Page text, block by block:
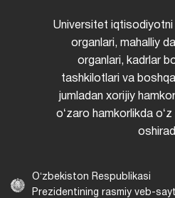
Universitet iqtisodiyotni
organlari, mahalliy
organlari, kadrlar
tashkilotlari va
jumladan xorijiy
oʻzaro hamkorlikda
Oʻzbekiston Respublikasi
Prezidentining rasmiy veb-